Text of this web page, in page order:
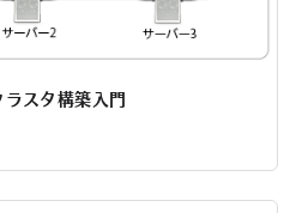
スタ構築入門